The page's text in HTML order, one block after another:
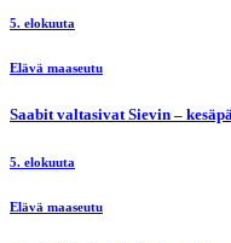
5. elokuuta
Elävä maaseutu
Saabit valtasivat Sievin –
5. elokuuta
Elävä maaseutu